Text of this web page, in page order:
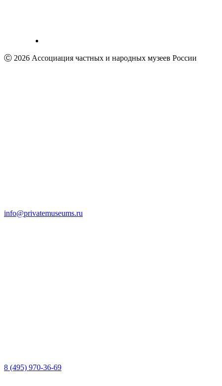
Ⓒ 2026 Ассоциация частных и народных музеев России
info@privatemuseums.ru
8 (495) 970-36-69